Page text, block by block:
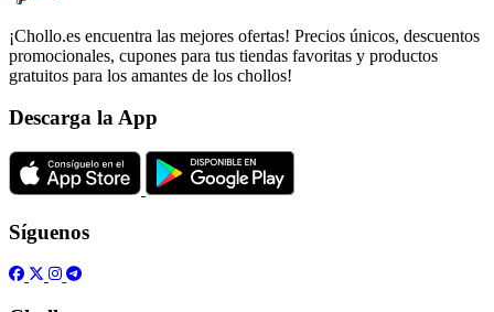
¡Chollo.es encuentra las mejores ofertas! Precios únicos, descuentos
promocionales, cupones para tus tiendas favoritas y productos
gratuitos para los amantes de los chollos!
Descarga la App
Síguenos